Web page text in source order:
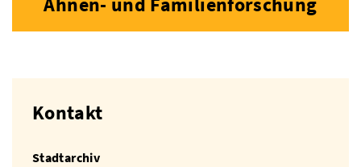
Kontakt
Stadtarchiv